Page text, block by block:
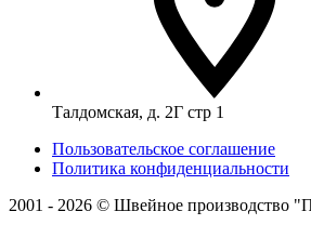
Талдомская, д. 2Г стр 1
Пользовательское соглашение
Политика конфиденциальности
2001 - 2026 © Швейное производство